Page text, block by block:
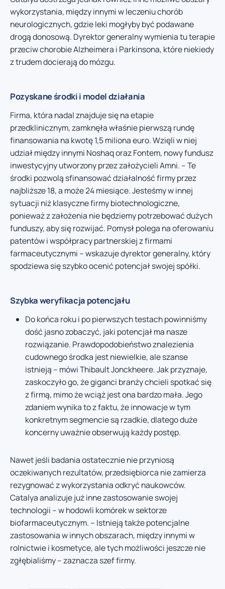
wykorzystania, między innymi w leczeniu chorób
neurologicznych, gdzie leki mogłyby być podawane
drogą donosową. Dyrektor generalny wymienia tu terapie
przeciw chorobie Alzheimera i Parkinsona, które niekiedy
z trudem docierają do mózgu.
Pozyskane środki i model działania
Firma, która nadal znajduje się na etapie
przedklinicznym, zamknęła właśnie pierwszą rundę
finansowania na kwotę 1,5 miliona euro. Wzięli w niej
udział między innymi Noshaq oraz Fontem, nowy fundusz
inwestycyjny utworzony przez założycieli Amni. – Te
środki pozwolą sfinansować działalność firmy przez
najbliższe 18, a może 24 miesiące. Jesteśmy w innej
sytuacji niż klasyczne firmy biotechnologiczne,
ponieważ z założenia nie będziemy potrzebować dużych
funduszy, aby się rozwijać. Pomysł polega na oferowaniu
patentów i współpracy partnerskiej z firmami
farmaceutycznymi – wskazuje dyrektor generalny, który
spodziewa się szybko ocenić potencjał swojej spółki.
Szybka weryfikacja potencjału
Do końca roku i po pierwszych testach powinniśmy
dość jasno zobaczyć, jaki potencjał ma nasze
rozwiązanie. Prawdopodobieństwo znalezienia
cudownego środka jest niewielkie, ale szanse
istnieją – mówi Thibault Jonckheere. Jak przyznaje,
zaskoczyło go, że giganci branży chcieli spotkać się
z firmą, mimo że wciąż jest ona bardzo mała. Jego
zdaniem wynika to z faktu, że innowacje w tym
konkretnym segmencie są rzadkie, dlatego duże
koncerny uważnie obserwują każdy postęp.
Nawet jeśli badania ostatecznie nie przyniosą
oczekiwanych rezultatów, przedsiębiorca nie zamierza
rezygnować z wykorzystania odkryć naukowców.
Catalya analizuje już inne zastosowanie swojej
technologii – w hodowli komórek w sektorze
biofarmaceutycznym. – Istnieją także potencjalne
zastosowania w innych obszarach, między innymi w
rolnictwie i kosmetyce, ale tych możliwości jeszcze nie
zgłębialiśmy – zaznacza szef firmy.